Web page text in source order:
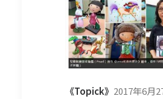
《Topick》 2017年6月